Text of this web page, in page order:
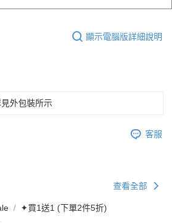
顯示電腦版詳細說明
外包裝所示
客服
查看全部
✦買1送1 (下單2件5折)